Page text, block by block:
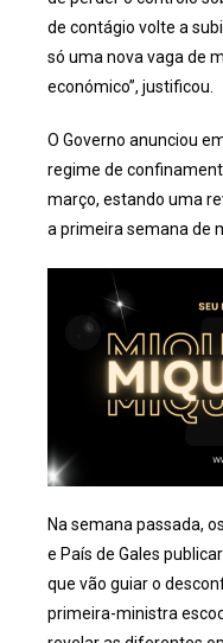
de contágio volte a
só uma nova vaga de
económico”, justificou.
O Governo anunciou
regime de
março, estando uma
a primeira semana de
Na semana passada,
e País de Gales
que vão guiar o
primeira-ministra